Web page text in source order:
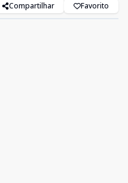
Compartilhar Favorito